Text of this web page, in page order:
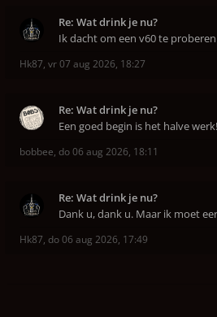
Re: Wat drink je nu?
Ik dacht om een v60 te
Hk87, vr 07 aug 2026, 18:27
Re: Wat drink je nu?
Een goed begin is het halve
bobbee, do 06 aug 2026, 18:11
Re: Wat drink je nu?
Dank u, dank u. Maar ik moet
Hk87, do 06 aug 2026, 17:49